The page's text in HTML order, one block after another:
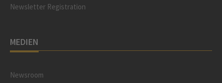
Newsletter Registration
MEDIEN
Newsroom